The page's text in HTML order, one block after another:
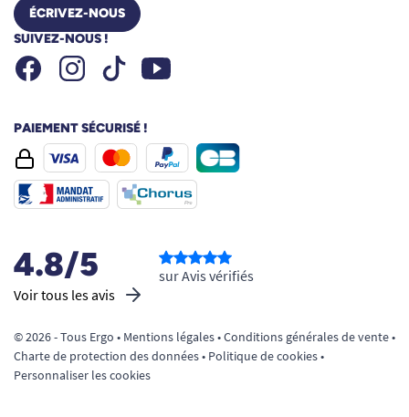
ÉCRIVEZ-NOUS
SUIVEZ-NOUS !
FacebookInstagramTiktok Youtube
PAIEMENT SÉCURISÉ !
4.8/5
Voir tous les avis
sur Avis vérifiés
© 2026 - Tous Ergo • Mentions légales•Conditions générales de vente•
Charte de protection des données• Politique de cookies•
Personnaliser les cookies